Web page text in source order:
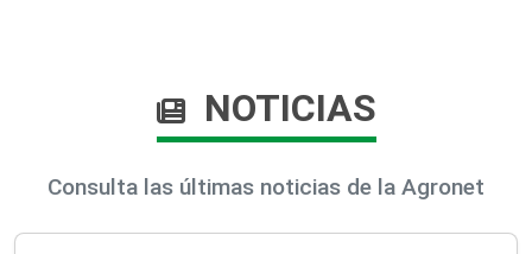
NOTICIAS
Consulta las últimas noticias de la Agronet